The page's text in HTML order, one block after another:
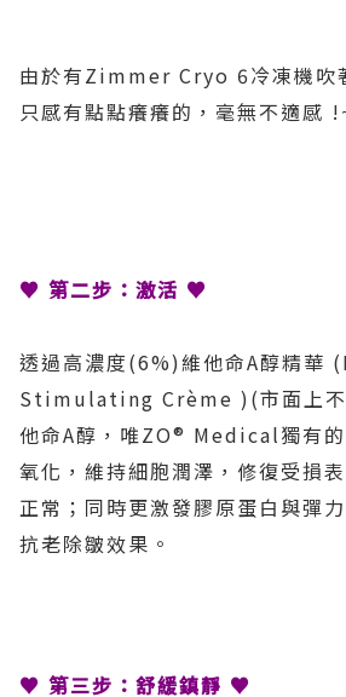
由於有Zimmer Cryo 6冷凍機吹
只感有點點癢癢的，毫無不適感
♥ 第二步：激活 ♥
透過高濃度(6%)維他命A醇精華
Stimulating Crème )(市面上不
他命A醇，唯ZO® Medical獨有
氧化，維持細胞潤澤，修復受損
正常；同時更激發膠原蛋白與彈
抗老除皺效果。
♥ 第三步：舒緩鎮靜 ♥